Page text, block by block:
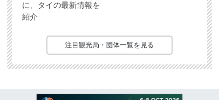
に、タイの最新情報を
紹介
注目観光局・団体一覧を見る